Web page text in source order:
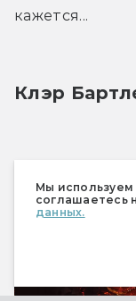
Мы используем
соглашаетесь
данных.
кажется...
Клэр